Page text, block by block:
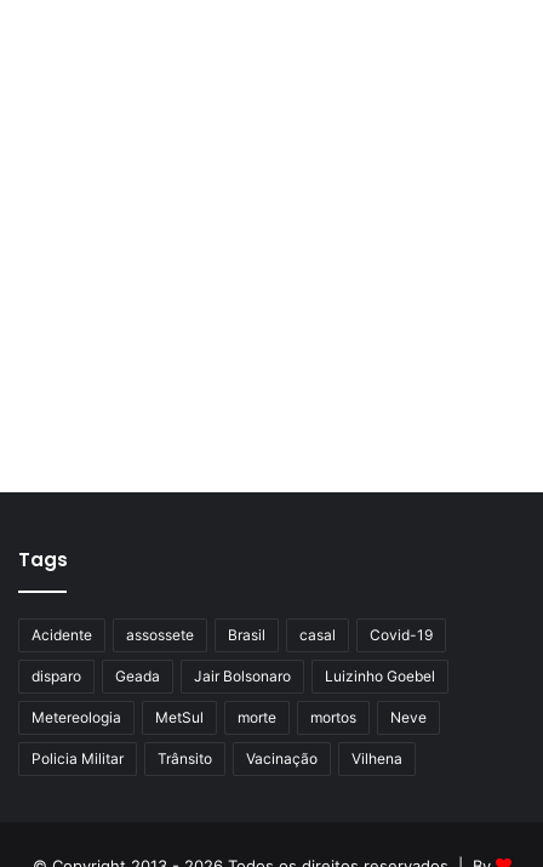
Tags
Acidente assossete Brasil casal Covid-19
disparo Geada Jair Bolsonaro Luizinho Goebel
Metereologia MetSul morte mortos Neve
Policia Militar Trânsito Vacinação Vilhena